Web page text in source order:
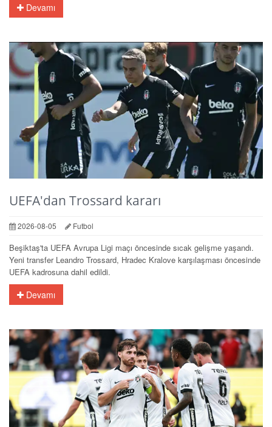
Devamı
UEFA'dan Trossard kararı
2026-08-05 Futbol
Beşiktaş'ta UEFA Avrupa Ligi maçı öncesinde sıcak gelişme yaşandı.
Yeni transfer Leandro Trossard, Hradec Kralove karşılaşması öncesinde
UEFA kadrosuna dahil edildi.
Devamı